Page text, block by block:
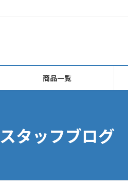
商品一覧
スタッフブログ